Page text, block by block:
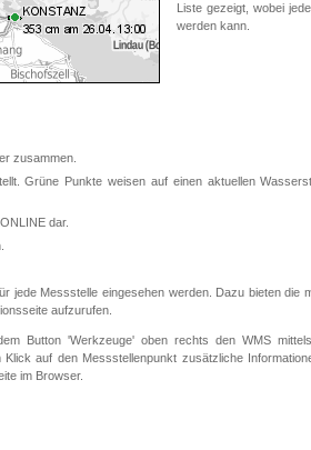
Liste gezeigt, wobei
werden kann.
zusammen.
Grüne Punkte weisen auf einen aktuellen
dar.
jede Messstelle eingesehen werden. Dazu bieten die
aufzurufen.
Button 'Werkzeuge' oben rechts den WMS
auf den Messstellenpunkt zusätzliche
im Browser.